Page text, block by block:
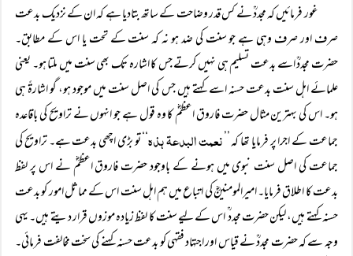
غور فرمائیں کہ مجددؒ نے کس قدر وضاحت کے ساتھ بتادیا ہے کہ ان کے نزدیک بدعت
صرف اور صرف وہی ہے جو سنت کی ضد ہو نہ کہ سنت کے تحت یا اس کے مطابق۔
حضرت مجددؒ اسے بدعت تسلیم ہی نہیں کرتے جس کا اشارہ تک بھی سنت میں ملتا ہو۔ یعنی
علمائے اہل سنت بدعت حسنہ اسے کہتے ہیں جس کی اصل سنت میں موجود ہو، گو اشارۃً ہی
ہو۔ اس کی بہترین مثال حضرت فاروق اعظمؓ کا وہ قول ہے جو انہوں نے تراویح کی باقاعدہ
جماعت کے اجرا پر فرمایا تھا کہ ’’نعمت البدعۃ ہذہ‘‘ تو بڑی اچھی بدعت ہے۔ تراویح کی
جماعت کی اصل سنت نبوی میں ہونے کے باوجود حضرت فاروق اعظمؓ نے اس پر لفظ
بدعت کا اطلاق فرمایا۔ امیرالمومنینؓ کی اتباع میں ہم اہل سنت اس کے مماثل امور کو بدعت
حسنہ کہتے ہیں، لیکن حضرت مجدد ؒ اس کے لیے سنت کا لفظ زیادہ موزوں قرار دیتے ہیں۔ یہی
وجہ سے کہ حضرت مجددؒ نے قیاس اور اجتہاد فقہی کو بدعت حسنہ کہنے کی سخت مخالفت فرمائی۔